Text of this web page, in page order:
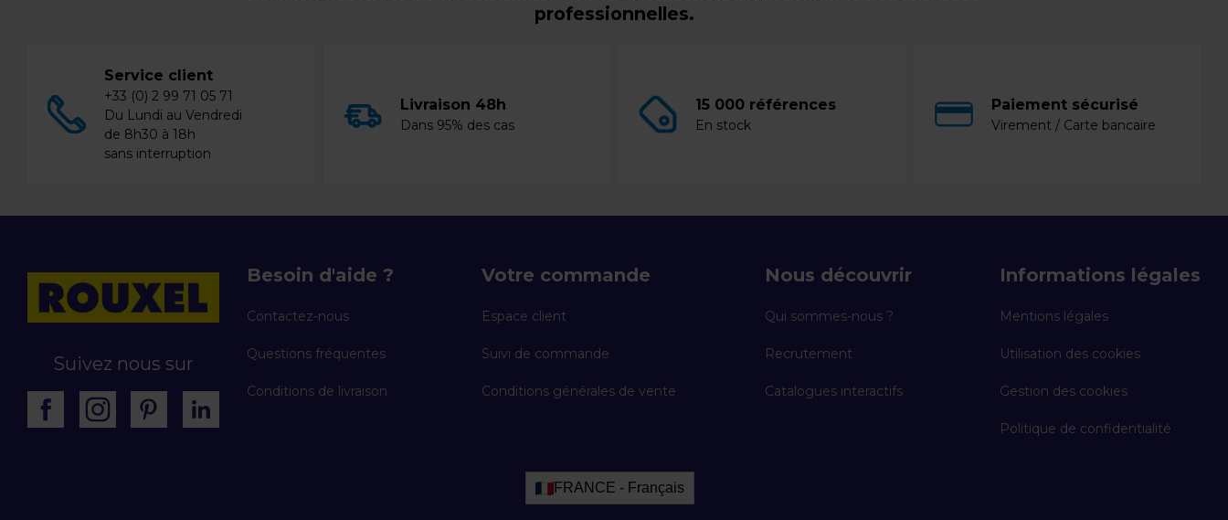
professionnelles.
Service client
+33 (0) 2 99 71 05 71
Du Lundi au Vendredi
de 8h30 à 18h
sans interruption
Livraison 48h
Dans 95% des cas
15 000 références
En stock
Paiement sécurisé
Virement / Carte bancaire
Suivez nous sur
Besoin d'aide ?
Contactez-nous
Questions fréquentes
Conditions de livraison
Votre commande
Espace client
Suivi de commande
Conditions générales de vente
Nous découvrir
Qui sommes-nous ?
Recrutement
Catalogues interactifs
Informations légales
Mentions légales
Utilisation des cookies
Gestion des cookies
Politique de confidentialité
FRANCE - Français